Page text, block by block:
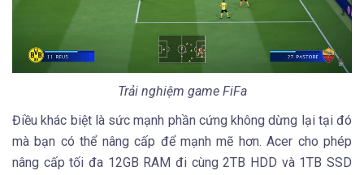
Trải nghiệm game FiFa
Điều khác biệt là sức mạnh phần cứng không dừng lại tại đó
mà bạn có thể nâng cấp để mạnh mẽ hơn. Acer cho phép
nâng cấp tối đa 12GB RAM đi cùng 2TB HDD và 1TB SSD